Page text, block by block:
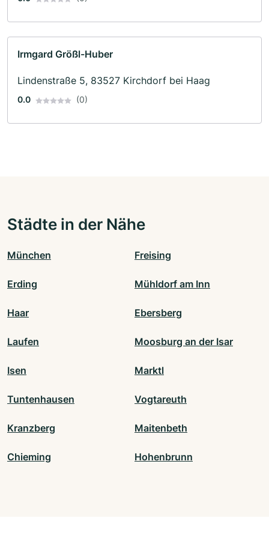
Irmgard Größl-Huber
Lindenstraße 5, 83527 Kirchdorf bei Haag
0.0 (0)
Städte in der Nähe
München Freising
Erding Mühldorf am Inn
Haar Ebersberg
Laufen Moosburg an der Isar
Isen Marktl
Tuntenhausen Vogtareuth
Kranzberg Maitenbeth
Chieming Hohenbrunn